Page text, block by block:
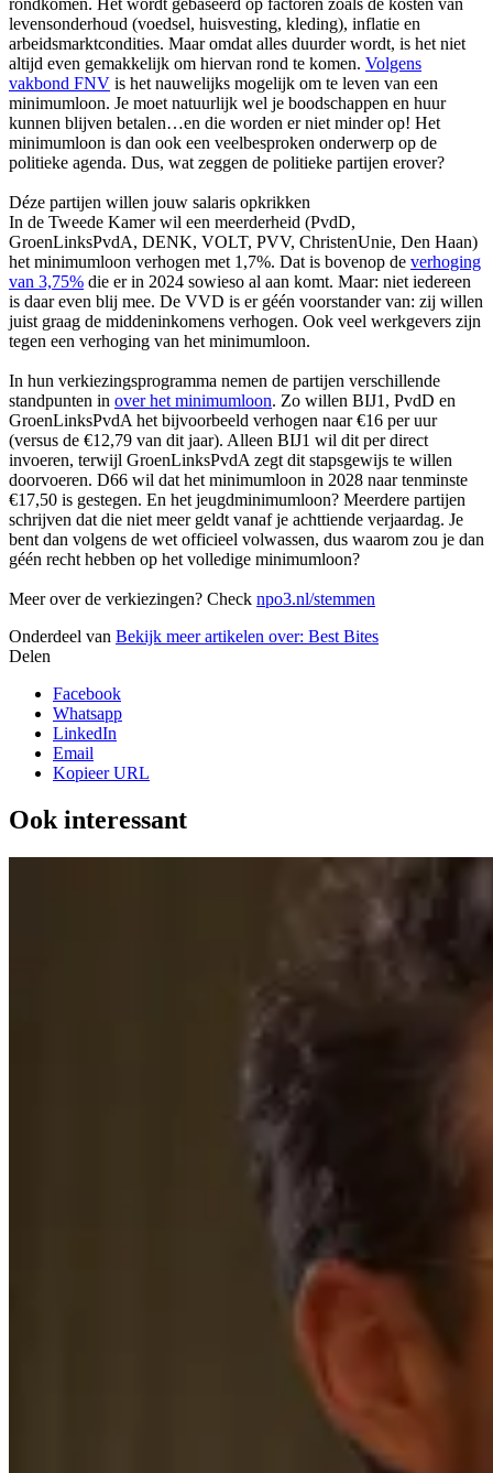
rondkomen. Het wordt gebaseerd op factoren zoals de kosten van
levensonderhoud (voedsel, huisvesting, kleding), inflatie en
arbeidsmarktcondities. Maar omdat alles duurder wordt, is het niet
altijd even gemakkelijk om hiervan rond te komen. Volgens
vakbond FNV is het nauwelijks mogelijk om te leven van een
minimumloon. Je moet natuurlijk wel je boodschappen en huur
kunnen blijven betalen…en die worden er niet minder op! Het
minimumloon is dan ook een veelbesproken onderwerp op de
politieke agenda. Dus, wat zeggen de politieke partijen erover?
Déze partijen willen jouw salaris opkrikken
In de Tweede Kamer wil een meerderheid (PvdD,
GroenLinksPvdA, DENK, VOLT, PVV, ChristenUnie, Den Haan)
het minimumloon verhogen met 1,7%. Dat is bovenop de verhoging
van 3,75% die er in 2024 sowieso al aan komt. Maar: niet iedereen
is daar even blij mee. De VVD is er géén voorstander van: zij willen
juist graag de middeninkomens verhogen. Ook veel werkgevers zijn
tegen een verhoging van het minimumloon.
In hun verkiezingsprogramma nemen de partijen verschillende
standpunten in over het minimumloon. Zo willen BIJ1, PvdD en
GroenLinksPvdA het bijvoorbeeld verhogen naar €16 per uur
(versus de €12,79 van dit jaar). Alleen BIJ1 wil dit per direct
invoeren, terwijl GroenLinksPvdA zegt dit stapsgewijs te willen
doorvoeren. D66 wil dat het minimumloon in 2028 naar tenminste
€17,50 is gestegen. En het jeugdminimumloon? Meerdere partijen
schrijven dat die niet meer geldt vanaf je achttiende verjaardag. Je
bent dan volgens de wet officieel volwassen, dus waarom zou je dan
géén recht hebben op het volledige minimumloon?
Meer over de verkiezingen? Check npo3.nl/stemmen
Onderdeel van Bekijk meer artikelen over: Best Bites
Delen
Facebook
Whatsapp
LinkedIn
Email
Kopieer URL
Ook interessant